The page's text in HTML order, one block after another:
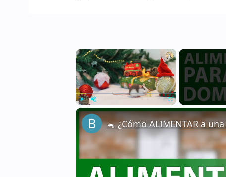
×
Play Unmute Fullscreen